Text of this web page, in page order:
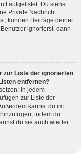
aufgelistet. Du siehst
Private Nachricht
können Beiträge deiner
ignorierst, dann
zur Liste der ignorierten
entfernen?
In jedem
zur Liste der
kannst du im
indem du
du sie auch wieder